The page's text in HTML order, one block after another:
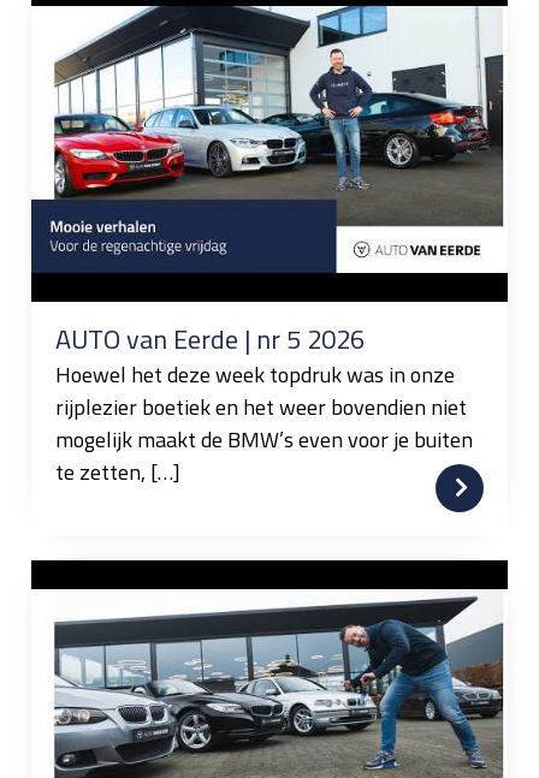
AUTO van Eerde | nr 5 2026
Hoewel het deze week topdruk was in onze
rijplezier boetiek en het weer bovendien niet
mogelijk maakt de BMW’s even voor je buiten
te zetten, […]